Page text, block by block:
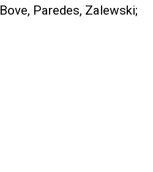
Paredes, Zalewski;